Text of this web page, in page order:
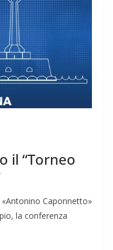
il “Torneo
Caponnetto»
la conferenza